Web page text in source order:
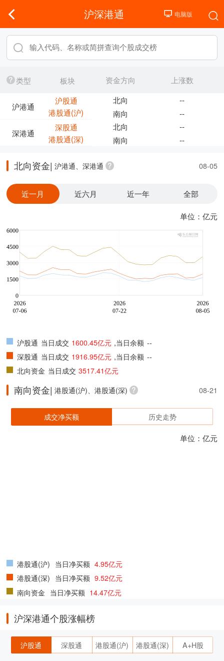
沪深港通
类型 板块
沪港通
沪股通
港股通(沪)
深港通
深股通
港股通(深)
资金方向
上涨数
北向
--
南向
--
北向
--
南向
--
北向资金| 沪港通、深港通 08-05
近一月 近六月 近一年 全部
单位：亿元
沪股通 当日成交 1600.45亿元 ,当日余额 --
深股通 当日成交 1916.95亿元 ,当日余额 --
北向资金 当日成交 3517.41亿元
南向资金| 港股通(沪)、港股通(深) 08-21
成交净买额 历史走势
单位：亿元
港股通(沪) 当日净买额 4.95亿元
港股通(深) 当日净买额 9.52亿元
南向资金 当日净买额 14.47亿元
沪深港通个股涨幅榜
沪股通 深股通 港股通(沪) 港股通(深) A+H股